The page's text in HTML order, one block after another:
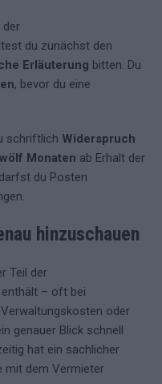
der
du zunächst den
Erläuterung bitten. Du
, bevor du eine
schriftlich Widerspruch
Monaten ab Erhalt der
du Posten
hinzuschauen
Teil der
enthält – oft bei
oder
genauer Blick schnell
hat ein sachlicher
mit dem Vermieter